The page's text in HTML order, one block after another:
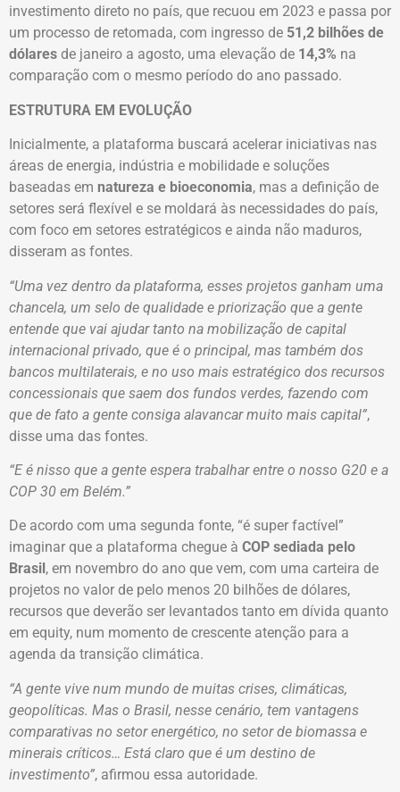
investimento direto no país, que recuou em 2023 e passa por
um processo de retomada, com ingresso de 51,2 bilhões de
dólares de janeiro a agosto, uma elevação de 14,3% na
comparação com o mesmo período do ano passado.
ESTRUTURA EM EVOLUÇÃO
Inicialmente, a plataforma buscará acelerar iniciativas nas
áreas de energia, indústria e mobilidade e soluções
baseadas em natureza e bioeconomia, mas a definição de
setores será flexível e se moldará às necessidades do país,
com foco em setores estratégicos e ainda não maduros,
disseram as fontes.
“Uma vez dentro da plataforma, esses projetos ganham uma
chancela, um selo de qualidade e priorização que a gente
entende que vai ajudar tanto na mobilização de capital
internacional privado, que é o principal, mas também dos
bancos multilaterais, e no uso mais estratégico dos recursos
concessionais que saem dos fundos verdes, fazendo com
que de fato a gente consiga alavancar muito mais capital”,
disse uma das fontes.
“E é nisso que a gente espera trabalhar entre o nosso G20 e a
COP 30 em Belém.”
De acordo com uma segunda fonte, “é super factível”
imaginar que a plataforma chegue à COP sediada pelo
Brasil , em novembro do ano que vem, com uma carteira de
projetos no valor de pelo menos 20 bilhões de dólares,
recursos que deverão ser levantados tanto em dívida quanto
em equity, num momento de crescente atenção para a
agenda da transição climática.
“A gente vive num mundo de muitas crises, climáticas,
geopolíticas. Mas o Brasil, nesse cenário, tem vantagens
comparativas no setor energético, no setor de biomassa e
minerais críticos… Está claro que é um destino de
investimento”, afirmou essa autoridade.